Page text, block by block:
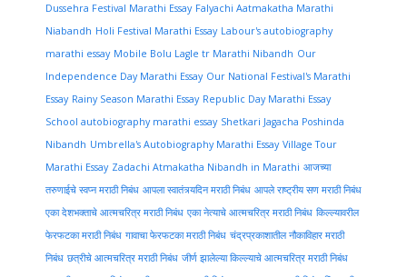
Dussehra Festival Marathi Essay Falyachi Aatmakatha Marathi
Niabandh Holi Festival Marathi Essay Labour's autobiography
marathi essay Mobile Bolu Lagle tr Marathi Nibandh Our
Independence Day Marathi Essay Our National Festival's Marathi
Essay Rainy Season Marathi Essay Republic Day Marathi Essay
School autobiography marathi essay Shetkari Jagacha Poshinda
Nibandh Umbrella's Autobiography Marathi Essay Village Tour
Marathi Essay Zadachi Atmakatha Nibandh in Marathi आजच्या
तरुणाईचे स्वप्न मराठी निबंध आपला स्वातंत्र्यदिन मराठी निबंध आपले राष्ट्रीय सण मराठी निबंध
एका देशभक्ताचे आत्मचरित्र मराठी निबंध एका नेत्याचे आत्मचरित्र मराठी निबंध किल्ल्यावरील
फेरफटका मराठी निबंध गावाचा फेरफटका मराठी निबंध चंद्रप्रकाशातील नौकाविहार मराठी
निबंध छत्रीचे आत्मचरित्र मराठी निबंध जीर्ण झालेल्या किल्ल्याचे आत्मचरित्र मराठी निबंध